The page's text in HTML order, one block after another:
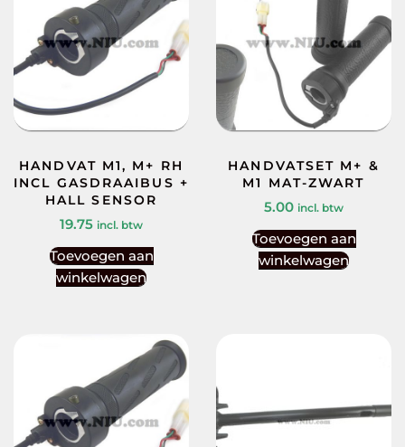
HANDVAT M1, M+ RH
INCL GASDRAAIBUS +
HALL SENSOR
19.75 incl. btw
Toevoegen aan
winkelwagen
HANDVATSET M+ &
M1 MAT-ZWART
5.00 incl. btw
Toevoegen aan
winkelwagen